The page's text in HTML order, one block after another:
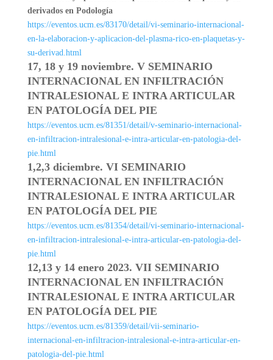
derivados en Podología
https://eventos.ucm.es/83170/detail/vi-seminario-internacional-
en-la-elaboracion-y-aplicacion-del-plasma-rico-en-plaquetas-y-
su-derivad.html
17, 18 y 19 noviembre. V SEMINARIO
INTERNACIONAL EN INFILTRACIÓN
INTRALESIONAL E INTRA ARTICULAR
EN PATOLOGÍA DEL PIE
https://eventos.ucm.es/81351/detail/v-seminario-internacional-
en-infiltracion-intralesional-e-intra-articular-en-patologia-del-
pie.html
1,2,3 diciembre. VI SEMINARIO
INTERNACIONAL EN INFILTRACIÓN
INTRALESIONAL E INTRA ARTICULAR
EN PATOLOGÍA DEL PIE
https://eventos.ucm.es/81354/detail/vi-seminario-internacional-
en-infiltracion-intralesional-e-intra-articular-en-patologia-del-
pie.html
12,13 y 14 enero 2023. VII SEMINARIO
INTERNACIONAL EN INFILTRACIÓN
INTRALESIONAL E INTRA ARTICULAR
EN PATOLOGÍA DEL PIE
https://eventos.ucm.es/81359/detail/vii-seminario-
internacional-en-infiltracion-intralesional-e-intra-articular-en-
patologia-del-pie.html